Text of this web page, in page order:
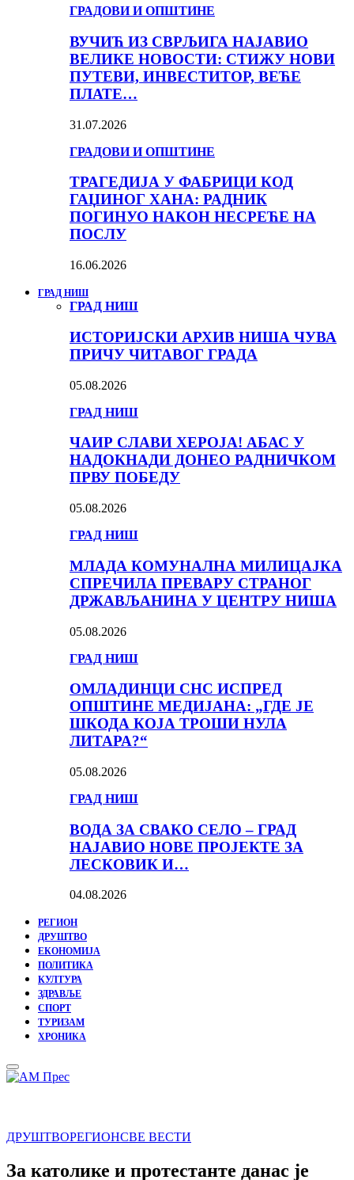
ГРАДОВИ И ОПШТИНЕ
ВУЧИЋ ИЗ СВРЉИГА НАЈАВИО
ВЕЛИКЕ НОВОСТИ: СТИЖУ НОВИ
ПУТЕВИ, ИНВЕСТИТОР, ВЕЋЕ
ПЛАТЕ…
31.07.2026
ГРАДОВИ И ОПШТИНЕ
ТРАГЕДИЈА У ФАБРИЦИ КОД
ГАЏИНОГ ХАНА: РАДНИК
ПОГИНУО НАКОН НЕСРЕЋЕ НА
ПОСЛУ
16.06.2026
ГРАД НИШ
ГРАД НИШ
ИСТОРИЈСКИ АРХИВ НИША ЧУВА
ПРИЧУ ЧИТАВОГ ГРАДА
05.08.2026
ГРАД НИШ
ЧАИР СЛАВИ ХЕРОЈА! АБАС У
НАДОКНАДИ ДОНЕО РАДНИЧКОМ
ПРВУ ПОБЕДУ
05.08.2026
ГРАД НИШ
МЛАДА КОМУНАЛНА МИЛИЦАЈКА
СПРЕЧИЛА ПРЕВАРУ СТРАНОГ
ДРЖАВЉАНИНА У ЦЕНТРУ НИША
05.08.2026
ГРАД НИШ
ОМЛАДИНЦИ СНС ИСПРЕД
ОПШТИНЕ МЕДИЈАНА: „ГДЕ ЈЕ
ШКОДА КОЈА ТРОШИ НУЛА
ЛИТАРА?“
05.08.2026
ГРАД НИШ
ВОДА ЗА СВАКО СЕЛО – ГРАД
НАЈАВИО НОВЕ ПРОЈЕКТЕ ЗА
ЛЕСКОВИК И…
04.08.2026
РЕГИОН
ДРУШТВО
ЕКОНОМИЈА
ПОЛИТИКА
КУЛТУРА
ЗДРАВЉЕ
СПОРТ
ТУРИЗАМ
ХРОНИКА
Primary
Menu
ДРУШТВОРЕГИОНСВЕ ВЕСТИ
За католике и протестанте данас је